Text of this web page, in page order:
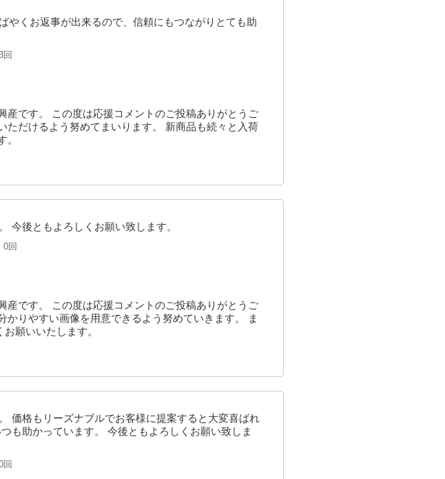
やくお返事が出来るので、信頼にもつながりとても助
回
産です。 この度は応援コメントのご投稿ありがとうご
ただけるよう努めてまいります。 新商品も続々と入荷
。
今後ともよろしくお願い致します。
0回
産です。 この度は応援コメントのご投稿ありがとうご
りやすい画像を用意できるよう努めていきます。 ま
願いいたします。
価格もリーズナブルでお客様に提案すると大変喜ばれ
も助かっています。 今後ともよろしくお願い致しま
回